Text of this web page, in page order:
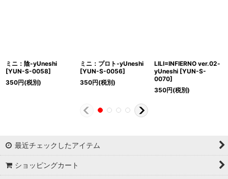
ミニ：陰-yUneshi
[YUN-S-0058]
350円(税別)
ミニ：プロト-yUneshi
[YUN-S-0056]
350円(税別)
LILI=INFIERNO ver.02-
yUneshi [YUN-S-
0070]
350円(税別)
最近チェックしたアイテム
ショッピングカート